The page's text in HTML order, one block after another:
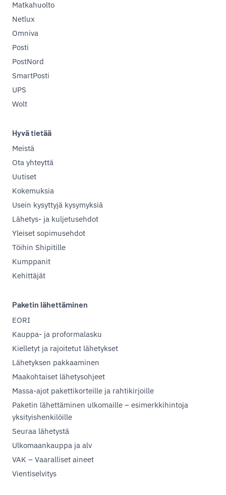
Matkahuolto
Netlux
Omniva
Posti
PostNord
SmartPosti
UPS
Wolt
Hyvä tietää
Meistä
Ota yhteyttä
Uutiset
Kokemuksia
Usein kysyttyjä kysymyksiä
Lähetys- ja kuljetusehdot
Yleiset sopimusehdot
Töihin Shipitille
Kumppanit
Kehittäjät
Paketin lähettäminen
EORI
Kauppa- ja proformalasku
Kielletyt ja rajoitetut lähetykset
Lähetyksen pakkaaminen
Maakohtaiset lähetysohjeet
Massa-ajot pakettikorteille ja rahtikirjoille
Paketin lähettäminen ulkomaille – esimerkkihintoja
yksityishenkilöille
Seuraa lähetystä
Ulkomaankauppa ja alv
VAK – Vaaralliset aineet
Vientiselvitys